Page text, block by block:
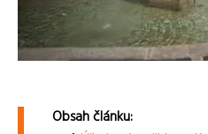
Obsah článku: